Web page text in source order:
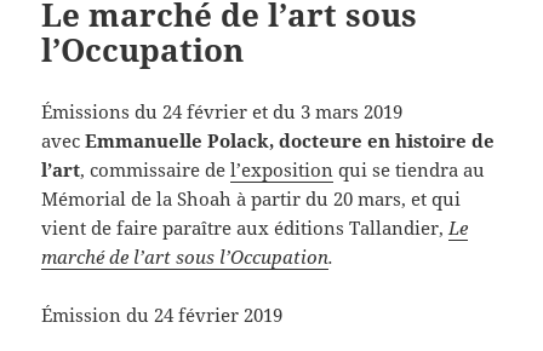
Le marché de l’art sous
l’Occupation
Émissions du 24 février et du 3 mars 2019
avecEmmanuelle Polack, docteure en histoire de
l’art, commissaire del’exposition qui se tiendra au
Mémorial de la Shoah à partir du 20 mars, et qui
vient de faire paraître aux éditions Tallandier,Le
marché de l’art sous l’Occupation.
Émission du 24 février 2019